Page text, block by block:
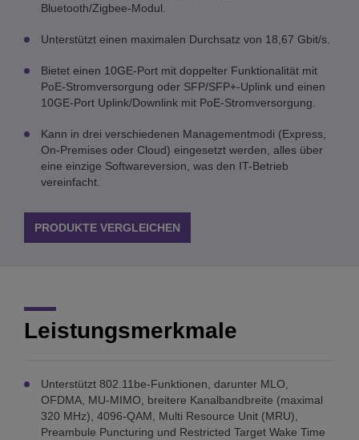
Bluetooth/Zigbee-Modul.
Unterstützt einen maximalen Durchsatz von 18,67 Gbit/s.
Bietet einen 10GE-Port mit doppelter Funktionalität mit
PoE-Stromversorgung oder SFP/SFP+-Uplink und einen
10GE-Port Uplink/Downlink mit PoE-Stromversorgung.
Kann in drei verschiedenen Managementmodi (Express,
On-Premises oder Cloud) eingesetzt werden, alles über
eine einzige Softwareversion, was den IT-Betrieb
vereinfacht.
PRODUKTE VERGLEICHEN
Leistungsmerkmale
Unterstützt 802.11be-Funktionen, darunter MLO,
OFDMA, MU-MIMO, breitere Kanalbandbreite (maximal
320 MHz), 4096-QAM, Multi Resource Unit (MRU),
Preambule Puncturing und Restricted Target Wake Time